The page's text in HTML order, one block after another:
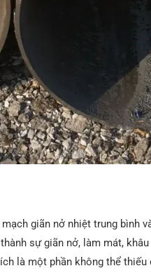
giãn nở nhiệt trung bình
sự giãn nở, làm mát,
là một phần không thể